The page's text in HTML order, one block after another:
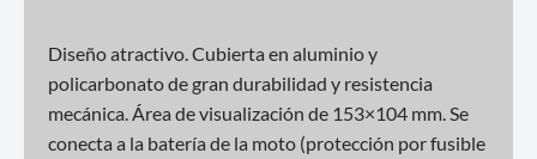
Diseño atractivo. Cubierta en aluminio y
policarbonato de gran durabilidad y resistencia
mecánica. Área de visualización de 153×104 mm. Se
conecta a la batería de la moto (protección por fusible